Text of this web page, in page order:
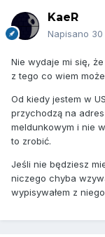
KaeR
Napisano 30
Nie wydaje mi się,
z tego co wiem
Od kiedy jestem w
przychodzą na
meldunkowym i nie
to zrobić.
Jeśli nie będziesz
niczego chyba
wypisywałem z